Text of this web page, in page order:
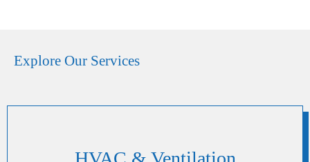
Explore Our Services